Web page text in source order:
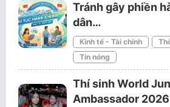
Tránh gây phiền
dân…
Kinh tế - Tài chính
Tin nóng
Thí sinh World
Ambassador